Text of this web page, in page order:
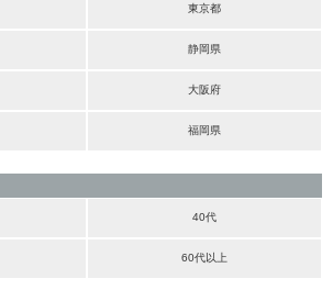
東京都
静岡県
大阪府
福岡県
40代
60代以上